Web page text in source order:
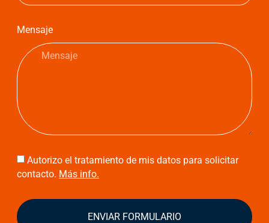
Mensaje
Autorizo el tratamiento de mis datos para solicitar
contacto. Más info.
ENVIAR FORMULARIO